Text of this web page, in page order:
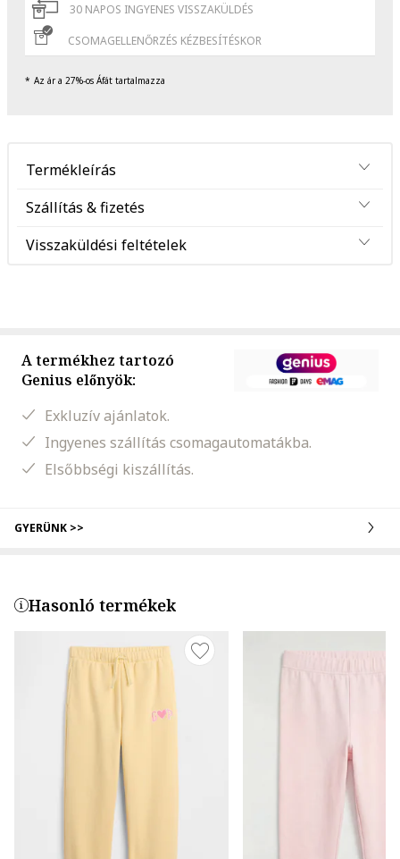
30 NAPOS INGYENES VISSZAKÜLDÉS
CSOMAGELLENŐRZÉS KÉZBESÍTÉSKOR
Az ár a 27%-os Áfát tartalmazza
Termékleírás
Szállítás & fizetés
Visszaküldési feltételek
A termékhez tartozó
Genius előnyök:
Exkluzív ajánlatok.
Ingyenes szállítás csomagautomatákba.
Elsőbbségi kiszállítás.
GYERÜNK >>
Hasonló termékek